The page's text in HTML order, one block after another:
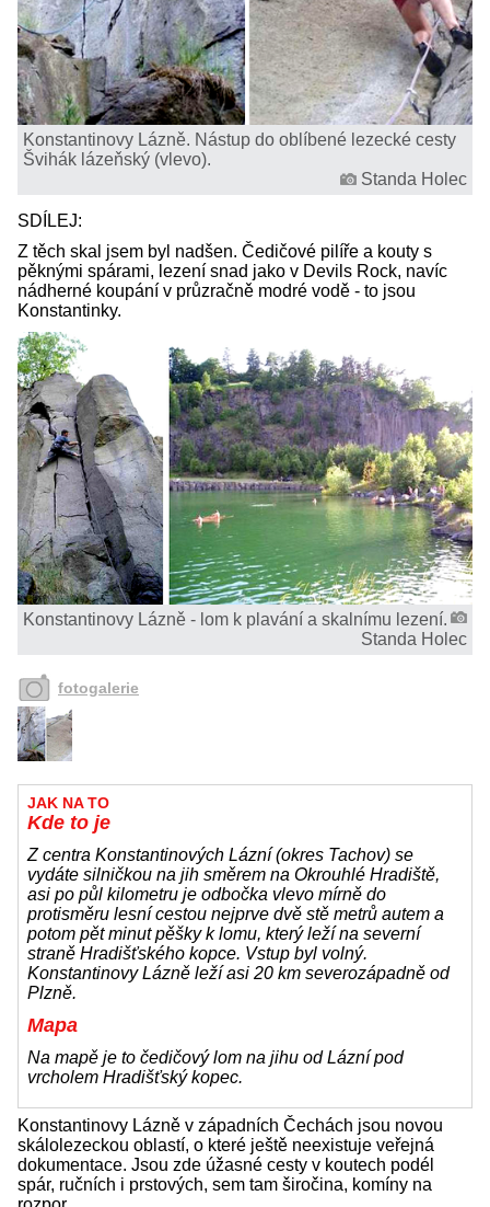
Konstantinovy Lázně. Nástup do oblíbené lezecké cesty
Švihák lázeňský (vlevo).
Standa Holec
SDÍLEJ:
Z těch skal jsem byl nadšen. Čedičové pilíře a kouty s
pěknými spárami, lezení snad jako v Devils Rock, navíc
nádherné koupání v průzračně modré vodě - to jsou
Konstantinky.
Konstantinovy Lázně - lom k plavání a skalnímu lezení.
Standa Holec
fotogalerie
JAK NA TO
Kde to je
Z centra Konstantinových Lázní (okres Tachov) se
vydáte silničkou na jih směrem na Okrouhlé Hradiště,
asi po půl kilometru je odbočka vlevo mírně do
protisměru lesní cestou nejprve dvě stě metrů autem a
potom pět minut pěšky k lomu, který leží na severní
straně Hradišťského kopce. Vstup byl volný.
Konstantinovy Lázně leží asi 20 km severozápadně od
Plzně.
Mapa
Na mapě je to čedičový lom na jihu od Lázní pod
vrcholem Hradišťský kopec.
Konstantinovy Lázně v západních Čechách jsou novou
skálolezeckou oblastí, o které ještě neexistuje veřejná
dokumentace. Jsou zde úžasné cesty v koutech podél
spár, ručních i prstových, sem tam širočina, komíny na